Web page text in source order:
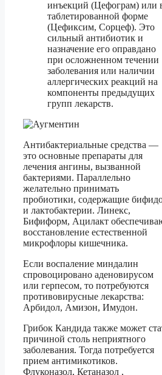
инъекций (Цефограм) или
таблетированной форме
(Цефиксим, Сорцеф). Это
сильный антибиотик и
назначение его оправдано
при осложненном течении
заболевания или наличии
аллергических реакций на
компоненты предыдущих
групп лекарств.
Антибактериальные средства —
это основные препараты для
лечения ангины, вызванной
бактериями. Параллельно
желательно принимать
пробиотики, содержащие
и лактобактерии. Линекс,
Бифиформ, Ацилакт
восстановление естественной
микрофлоры кишечника.
Если воспаление миндалин
спровоцировано аденовирусом
или герпесом, то потребуются
противовирусные лекарства:
Арбидол, Амизон, Имудон.
Грибок Кандида также может
причиной столь неприятного
заболевания. Тогда потребуется
прием антимикотиков.
Флуконазол, Кетаназол ,